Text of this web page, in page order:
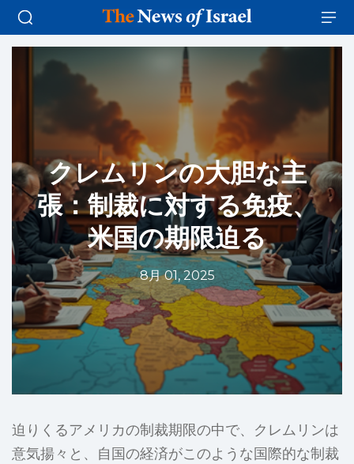
クレムリンの大胆な主
張：制裁に対する免疫、
米国の期限迫る
8月 01, 2025
迫りくるアメリカの制裁期限の中で、クレムリンは
意気揚々と、自国の経済がこのような国際的な制裁